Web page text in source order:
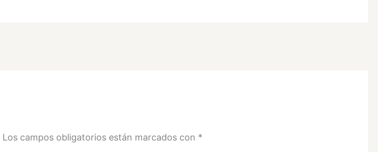
Los campos obligatorios están marcados con *